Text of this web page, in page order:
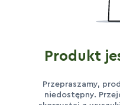
Produkt
Przepraszamy,
niedostępny.